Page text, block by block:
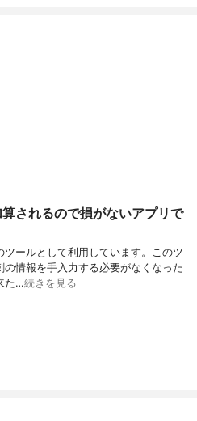
されるので損がないアプリで
ールとして利用しています。このツ
情報を手入力する必要がなくなった
た…続きを見る